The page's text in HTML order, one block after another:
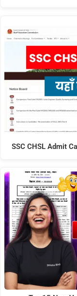
SSC CHSL Admit